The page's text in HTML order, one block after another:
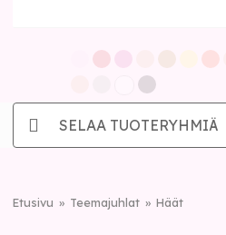
SELAA TUOTERYHMIÄ
Etusivu Teemajuhlat Häät